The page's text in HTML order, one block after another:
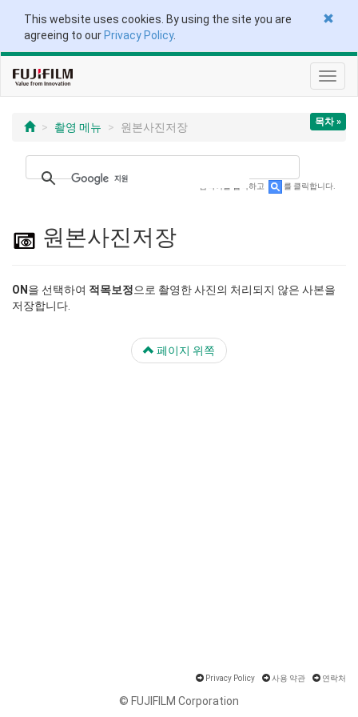
This website uses cookies. By using the site you are
agreeing to our Privacy Policy.
토
글
색
목차 »
촬영 메뉴 원본사진저장
검색어를 입력하고 를 클릭합니다.
원본사진저장
ON 을 선택하여 적목보정으로 촬영한 사진의 처리되지 않은 사본을
저장합니다.
페이지 위쪽
Privacy Policy 사용 약관 연락처
© FUJIFILM Corporation